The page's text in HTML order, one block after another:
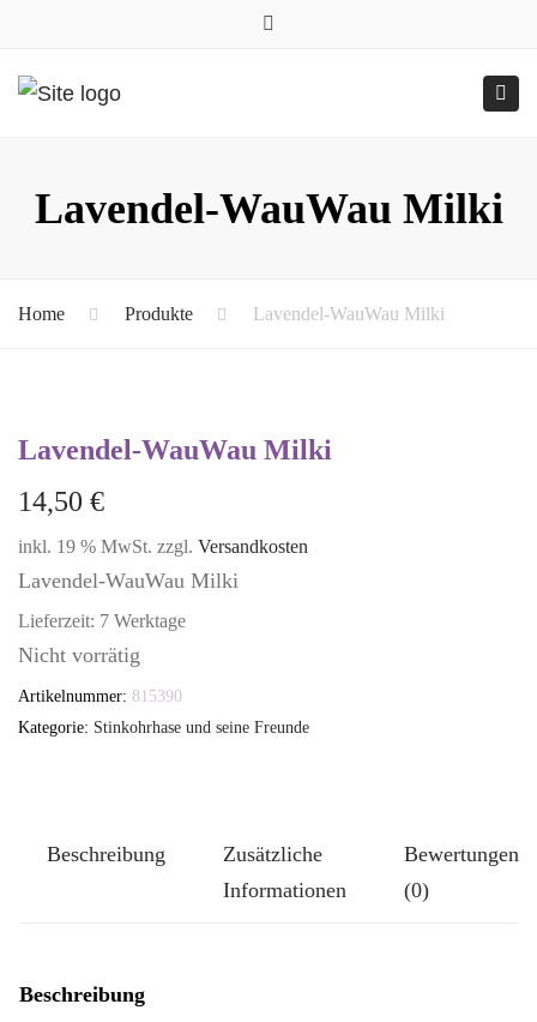
0157.77545786
Submit
Lavendel-WauWau Milki
Home Produkte Lavendel-WauWau Milki
Lavendel-WauWau Milki
14,50 €
inkl. 19 % MwSt. zzgl. Versandkosten
Lavendel-WauWau Milki
Lieferzeit: 7 Werktage
Nicht vorrätig
Artikelnummer: 815390
Kategorie: Stinkohrhase und seine Freunde
Beschreibung
Zusätzliche
Informationen
Bewertungen
(0)
Beschreibung